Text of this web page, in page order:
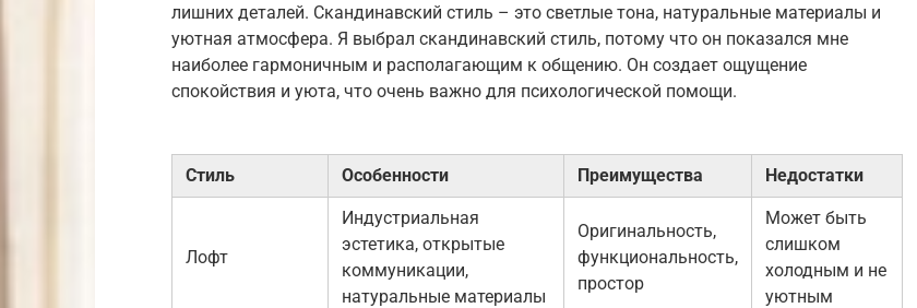
лишних деталей. Скандинавский стиль – это светлые тона, натуральные материалы и
уютная атмосфера. Я выбрал скандинавский стиль, потому что он показался мне
наиболее гармоничным и располагающим к общению. Он создает ощущение
спокойствия и уюта, что очень важно для психологической помощи.
Стиль Особенности Преимущества Недостатки
Лофт
Индустриальная
эстетика, открытые
коммуникации,
натуральные материалы
Оригинальность,
функциональность,
простор
Может быть
слишком
холодным и не
уютным